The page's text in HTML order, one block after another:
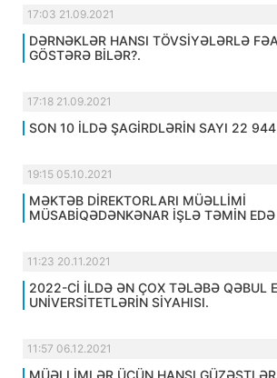
17:03 21.09.2021
DƏRNƏKLƏR HANSI TÖVSİYƏLƏRLƏ
GÖSTƏRƏ BİLƏR?.
17:18 21.09.2021
SON 10 İLDƏ ŞAGİRDLƏRİN SAYI 22
19:15 05.10.2021
MƏKTƏB DİREKTORLARI MÜƏLLİMİ
MÜSABİQƏDƏNKƏNAR İŞLƏ TƏMİN
11:23 20.11.2021
2022-Cİ İLDƏ ƏN ÇOX TƏLƏBƏ QƏBUL
UNİVERSİTETLƏRİN SİYAHISI.
11:57 06.12.2021
MÜƏLLİMLƏR ÜÇÜN HANSI GÜZƏŞTLƏR